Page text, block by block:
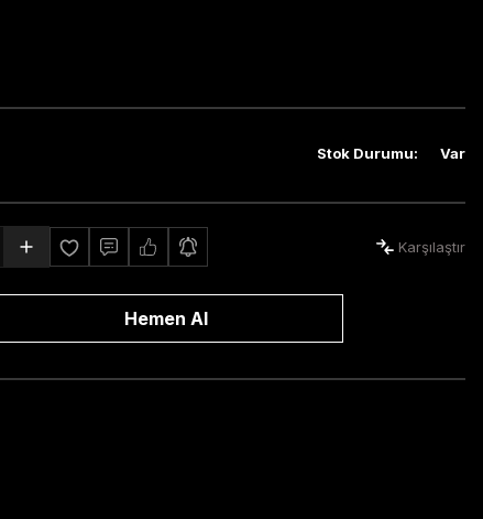
Stok Durumu: Var
Karşılaştır
Hemen Al